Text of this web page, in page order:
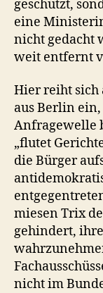
geschützt,
eine
nicht gedacht
weit entfernt
Hier reiht sich
aus Berlin
Anfragewelle
„flutet
die Bürger
miesen Trix
gehindert,
nicht im